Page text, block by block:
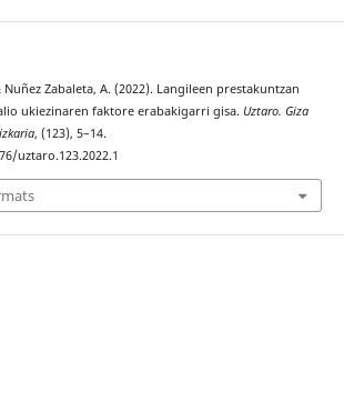
Zabaleta, A. (2022). Langileen prestakuntzan
ukiezinaren faktore erabakigarri gisa. Uztaro. Giza
, (123), 5–14.
uztaro.123.2022.1